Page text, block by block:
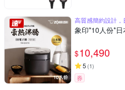
高質感簡約設計
象印*10人份*
$10,490
5 (1)
券